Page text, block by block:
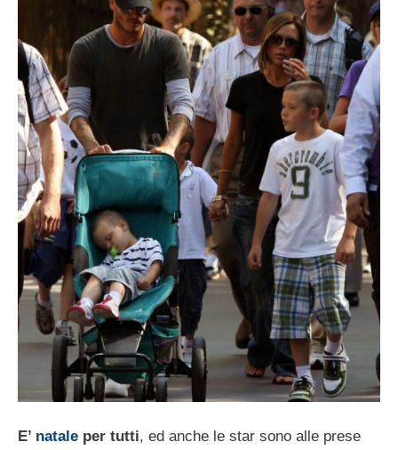
E’ natale per tutti, ed anche le star sono alle prese